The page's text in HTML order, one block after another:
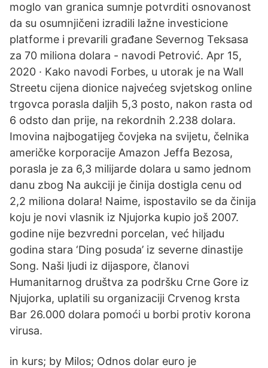
moglo van granica sumnje potvrditi osnovanost
da su osumnjičeni izradili lažne investicione
platforme i prevarili građane Severnog Teksasa
za 70 miliona dolara - navodi Petrović. Apr 15,
2020 · Kako navodi Forbes, u utorak je na Wall
Streetu cijena dionice najvećeg svjetskog online
trgovca porasla daljih 5,3 posto, nakon rasta od
6 odsto dan prije, na rekordnih 2.238 dolara.
Imovina najbogatijeg čovjeka na svijetu, čelnika
američke korporacije Amazon Jeffa Bezosa,
porasla je za 6,3 milijarde dolara u samo jednom
danu zbog Na aukciji je činija dostigla cenu od
2,2 miliona dolara! Naime, ispostavilo se da činija
koju je novi vlasnik iz Njujorka kupio još 2007.
godine nije bezvredni porcelan, već hiljadu
godina stara ‘Ding posuda’ iz severne dinastije
Song. Naši ljudi iz dijaspore, članovi
Humanitarnog društva za podršku Crne Gore iz
Njujorka, uplatili su organizaciji Crvenog krsta
Bar 26.000 dolara pomoći u borbi protiv korona
virusa.
in kurs; by Milos; Odnos dolar euro je